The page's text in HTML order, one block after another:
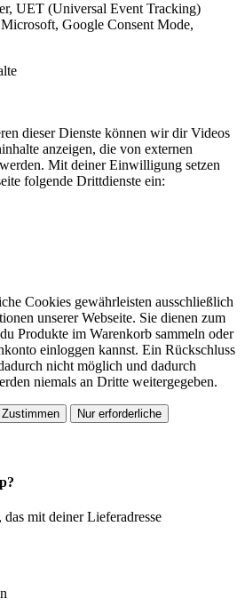
UET (Universal Event Tracking)
Google Consent Mode,
dieser Dienste können wir dir Videos
anzeigen, die von externen
Mit deiner Einwilligung setzen
folgende Drittdienste ein:
Cookies gewährleisten ausschließlich
unserer Webseite. Sie dienen zum
Produkte im Warenkorb sammeln oder
einloggen kannst. Ein Rückschluss
nicht möglich und dadurch
niemals an Dritte weitergegeben.
Zustimmen Nur erforderliche
, das mit deiner Lieferadresse